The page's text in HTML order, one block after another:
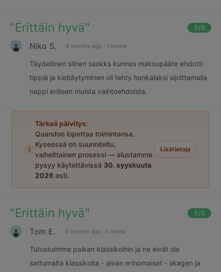
"Erittäin hyvä" 5/6
Niko S. 8 months ago · 1 review
Täydellinen siihen saakks kunnes maksupääte ehdotti
tippiä ja kieltäytyminen oli tehty hankalaksi sijoittamalla
nappi erilleen muista vaihtoehdoista.
i
Tärkeä päivitys:
Quandoo lopettaa toimintansa.
Kyseessä on suunniteltu,
vaiheittainen prosessi — alustamme
pysyy käytettävissä 30. syyskuuta
2026 asti.
Lisätietoja
"Erittäin hyvä" 5/6
Tom E. 9 months ago · 1 review
Tutustuimme paikan klassikoihin ja ne eivät ole
sattumalta klassikoita - aivan erinomaiset - skagen ja